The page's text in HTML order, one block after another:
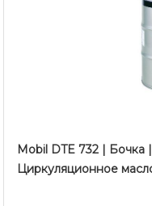
Mobil DTE 732 | Бочка
Циркуляционное